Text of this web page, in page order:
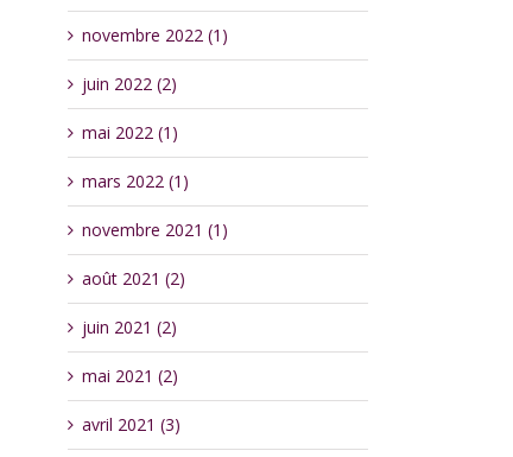
novembre 2022 (1)
juin 2022 (2)
mai 2022 (1)
mars 2022 (1)
novembre 2021 (1)
août 2021 (2)
juin 2021 (2)
mai 2021 (2)
avril 2021 (3)